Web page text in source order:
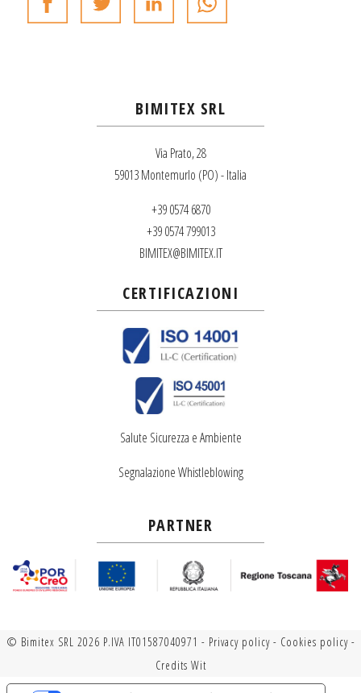
BIMITEX SRL
Via Prato, 28
59013 Montemurlo (PO) - Italia
+39 0574 6870
+39 0574 799013
BIMITEX@BIMITEX.IT
CERTIFICAZIONI
Salute Sicurezza e Ambiente
Segnalazione Whistleblowing
PARTNER
© Bimitex SRL 2026 P.IVA IT01587040971 - Privacy policy- Cookies policy-
Credits Wit